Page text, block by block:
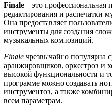
Finale – это профессиональная
редактирования и распечатки
Она предоставляет
инструменты для создания
музыкальных композиций.
Finale чрезвычайно популярна
аранжировщиков, оркестров и
высокой функциональности и
программе можно создавать
инструментов, а также
всем параметрам.